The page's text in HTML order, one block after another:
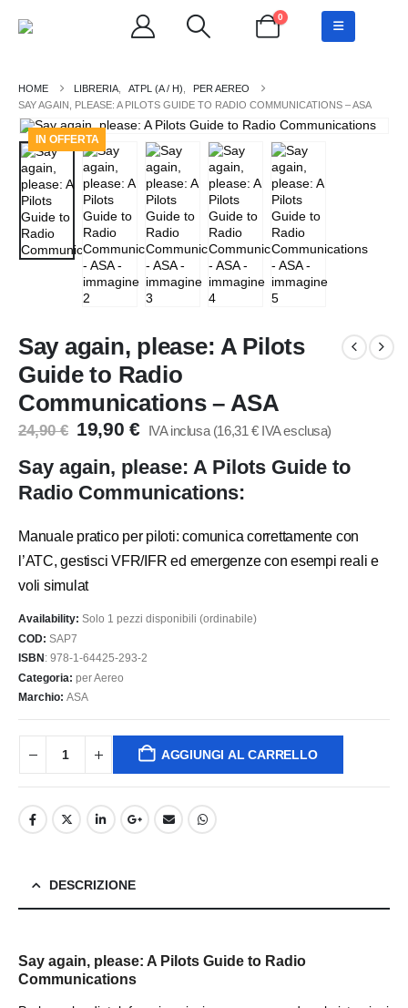
0
LIBRERIA ATPL (A / H)
PER AEREO
SAY AGAIN, PLEASE: A PILOTS GUIDE TO RADIO COMMUNICATIONS – ASA
IN OFFERTA
Say again, please: A Pilots
Guide to Radio
Communications – ASA
24,90€ Il
originale
era:
24,90 €.
19,90 €Il
attuale
è:
19,90 €.
IVA inclusa (16,31 €IVA esclusa)
Say again, please: A Pilots Guide to
Radio Communications:
Manuale pratico per piloti: comunica correttamente con
l’ATC, gestisci VFR/IFR ed emergenze con esempi reali e
voli simulat
Availability: Solo 1 pezzi disponibili (ordinabile)
COD: SAP7
ISBN : 978-1-64425-293-2
Categoria: per Aereo
Marchio: ASA
AGGIUNGI AL CARRELLO
DESCRIZIONE
Say again, please: A Pilots Guide to Radio
Communications